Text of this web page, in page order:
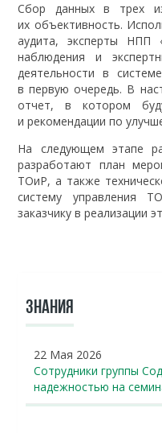
Сбор данных в трех
их объективность.
аудита, эксперты НПП
наблюдения и
деятельности в
в первую очередь. В
отчет, в котором
и рекомендации по
На следующем этапе
разработают план
ТОиР, а также
систему управления
заказчику в реализации
ЗНАНИЯ
22 Мая 2026
Сотрудники группы
надежностью на